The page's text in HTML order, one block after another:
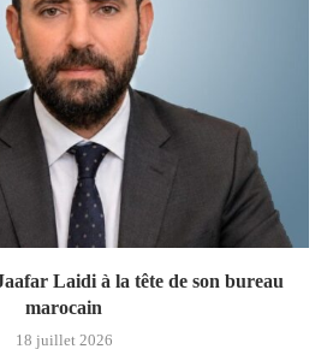
Laidi à la tête de son bureau
marocain
18 juillet 2026